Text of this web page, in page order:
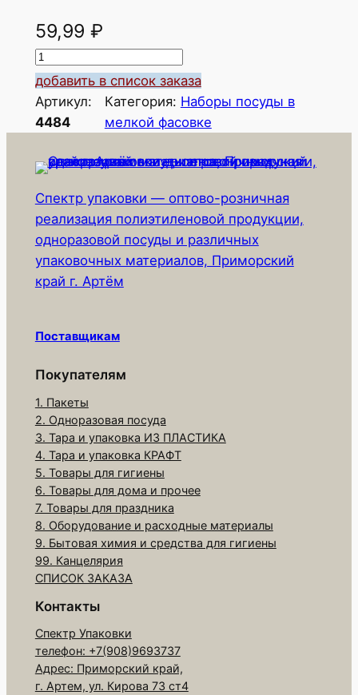
59,99 ₽
К
о
л
и
е
т
в
о
т
о
р
а
а
р
е
л
к
а
з
а
к
с
о
ч
н
добавить в список заказа
Артикул:
4484
Категория: Наборы посуды в
мелкой фасовке
Спектр упаковки — оптово-розничная
реализация полиэтиленовой продукции,
одноразовой посуды и различных
упаковочных материалов, Приморский
край г. Артём
Поставщикам
Покупателям
1. Пакеты
2. Одноразовая посуда
3. Тара и упаковка ИЗ ПЛАСТИКА
4. Тара и упаковка КРАФТ
5. Товары для гигиены
6. Товары для дома и прочее
7. Товары для праздника
8. Оборудование и расходные материалы
9. Бытовая химия и средства для гигиены
99. Канцелярия
СПИСОК ЗАКАЗА
Контакты
Спектр Упаковки
телефон: +7(908)9693737
Адрес: Приморский край,
г. Артем, ул. Кирова 73 ст4